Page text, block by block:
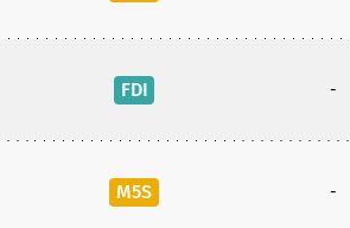
FDI -
M5S -